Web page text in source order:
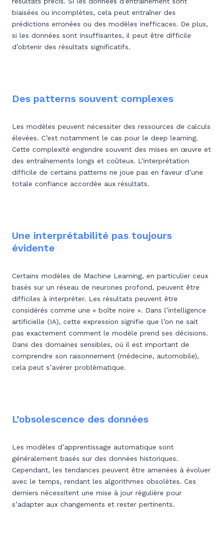
biaisées ou incomplètes, cela peut entraîner des
prédictions erronées ou des modèles inefficaces. De plus,
si les données sont insuffisantes, il peut être difficile
d’obtenir des résultats significatifs.
Des patterns souvent complexes
Les modèles peuvent nécessiter des ressources de calculs
élevées. C’est notamment le cas pour le deep learning.
Cette complexité engendre souvent des mises en œuvre et
des entraînements longs et coûteux. L’interprétation
difficile de certains patterns ne joue pas en faveur d’une
totale confiance accordée aux résultats.
Une interprétabilité pas toujours
évidente
Certains modèles de Machine Learning, en particulier ceux
basés sur un réseau de neurones profond, peuvent être
difficiles à interpréter. Les résultats peuvent être
considérés comme une « boîte noire ». Dans l’intelligence
artificielle (IA), cette expression signifie que l’on ne sait
pas exactement comment le modèle prend ses décisions.
Dans des domaines sensibles, où il est important de
comprendre son raisonnement (médecine, automobile),
cela peut s’avérer problématique.
L’obsolescence des données
Les modèles d’apprentissage automatique sont
généralement basés sur des données historiques.
Cependant, les tendances peuvent être amenées à évoluer
avec le temps, rendant les algorithmes obsolètes. Ces
derniers nécessitent une mise à jour régulière pour
s’adapter aux changements et rester pertinents.